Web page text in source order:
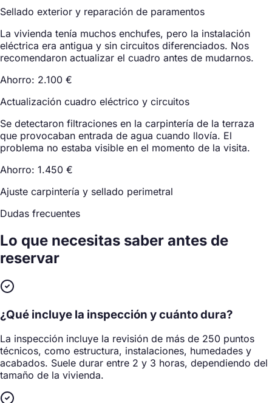
Sellado exterior y reparación de paramentos
La vivienda tenía muchos enchufes, pero la instalación
eléctrica era antigua y sin circuitos diferenciados. Nos
recomendaron actualizar el cuadro antes de mudarnos.
Ahorro: 2.100 €
Actualización cuadro eléctrico y circuitos
Se detectaron filtraciones en la carpintería de la terraza
que provocaban entrada de agua cuando llovía. El
problema no estaba visible en el momento de la visita.
Ahorro: 1.450 €
Ajuste carpintería y sellado perimetral
Dudas frecuentes
Lo que necesitas saber antes de
reservar
¿Qué incluye la inspección y cuánto dura?
La inspección incluye la revisión de más de 250 puntos
técnicos, como estructura, instalaciones, humedades y
acabados. Suele durar entre 2 y 3 horas, dependiendo del
tamaño de la vivienda.